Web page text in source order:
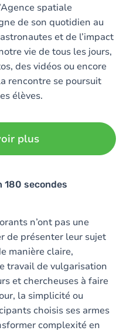
spatiale
de son quotidien au
et de l’impact
vie de tous les jours,
des vidéos ou encore
rencontre se poursuit
élèves.
plus
180 secondes
n’ont pas une
de présenter leur sujet
manière claire,
travail de vulgarisation
et chercheuses à faire
la simplicité ou
choisis ses armes
complexité en